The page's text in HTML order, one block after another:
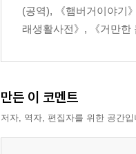
실업률과 기존 주택판매액 /
유튜브의 부상 뒤에 숨은 데
11｜웹 2.0이 만드는 차세대
(공역), 《햄버거이야기
래생활사전》, 《거만한
만든 이 코멘트
저자, 역자, 편집자를 위한 공간